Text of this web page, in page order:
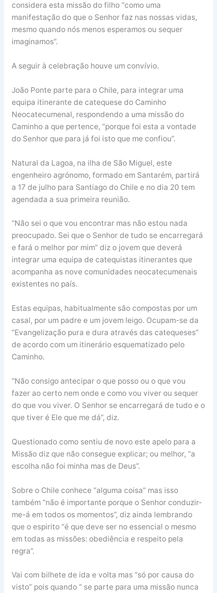
considera esta missão do filho “como uma
manifestação do que o Senhor faz nas nossas vidas,
mesmo quando nós menos esperamos ou sequer
imaginamos”.
A seguir à celebração houve um convívio.
João Ponte parte para o Chile, para integrar uma
equipa itinerante de catequese do Caminho
Neocatecumenal, respondendo a uma missão do
Caminho a que pertence, “porque foi esta a vontade
do Senhor que para já foi isto que me confiou”.
Natural da Lagoa, na ilha de São Miguel, este
engenheiro agrónomo, formado em Santarém, partirá
a 17 de julho para Santiago do Chile e no dia 20 tem
agendada a sua primeira reunião.
“Não sei o que vou encontrar mas não estou nada
preocupado. Sei que o Senhor de tudo se encarregará
e fará o melhor por mim” diz o jovem que deverá
integrar uma equipa de catequistas itinerantes que
acompanha as nove comunidades neocatecumenais
existentes no país.
Estas equipas, habitualmente são compostas por um
casal, por um padre e um jovem leigo. Ocupam-se da
“Evangelização pura e dura através das catequeses”
de acordo com um itinerário esquematizado pelo
Caminho.
“Não consigo antecipar o que posso ou o que vou
fazer ao certo nem onde e como vou viver ou sequer
do que vou viver. O Senhor se encarregará de tudo e o
que tiver é Ele que me dá”, diz.
Questionado como sentiu de novo este apelo para a
Missão diz que não consegue explicar; ou melhor, “a
escolha não foi minha mas de Deus”.
Sobre o Chile conhece “alguma coisa” mas isso
também “não é importante porque o Senhor conduzir-
me-á em todos os momentos”, diz ainda lembrando
que o espirito “é que deve ser no essencial o mesmo
em todas as missões: obediência e respeito pela
regra”.
Vai com bilhete de ida e volta mas “só por causa do
visto” pois quando “ se parte para uma missão nunca